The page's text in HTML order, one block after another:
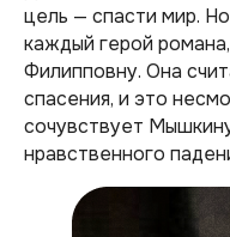
цель — спасти мир.
каждый герой
Филипповну. Она
спасения, и это
сочувствует
нравственного